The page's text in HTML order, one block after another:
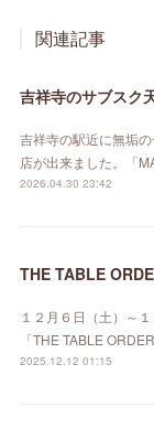
関連記事
吉祥寺のサブスク
吉祥寺の駅近に無垢
店が出来ました。「
2026.04.30 23:42
THE TABLE
１２月６日（土）～
「THE TABLE
2025.12.12 01:15